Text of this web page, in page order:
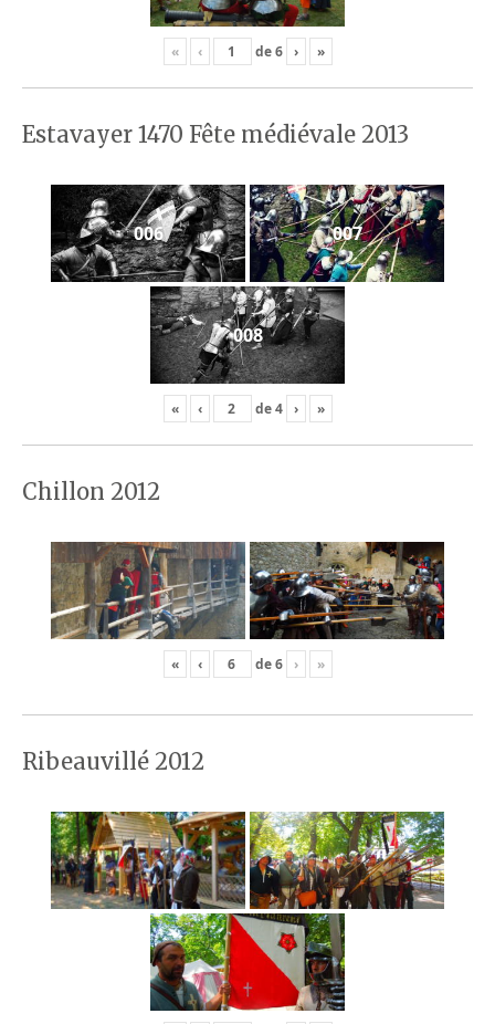
« ‹ de6 › »
Estavayer 1470 Fête médiévale 2013
006 007
008
« ‹ de4 › »
Chillon 2012
« ‹ de6 › »
Ribeauvillé 2012